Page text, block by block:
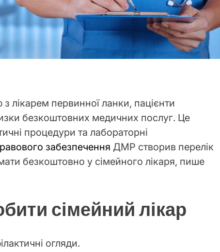
лікарем первинної ланки, пацієнти
безкоштовних медичних послуг. Це
процедури та лабораторні
забезпечення ДМР створив перелік
безкоштовно у сімейного лікаря, пише
сімейний лікар
огляди.